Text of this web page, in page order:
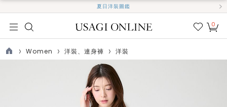
夏日洋裝圖鑑
我的
0
TOP
Women 洋裝、連身褲 洋裝